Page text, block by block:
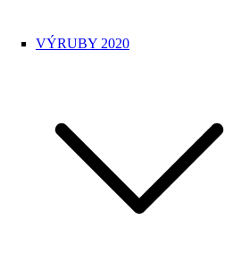
VÝRUBY 2020